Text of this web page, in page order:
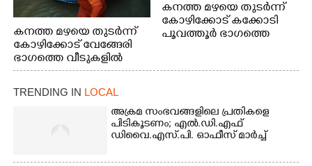
കനത്ത മഴയെ തുടർന്ന്
കോഴിക്കോട് വേങ്ങേരി
ഭാഗത്തെ വീടുകളിൽ
വെള്ളം
കയറിയപ്പോൾ ആളുകളെ
സുരക്ഷിത സ്ഥാനത്തേക്ക്
മാറ്റുന്ന സുരക്ഷാസേനാം
കനത്ത മഴയെ തുടർന്ന്
കോഴിക്കോട് കക്കോടി
പൂവത്തൂർ ഭാഗത്തെ
TRENDING IN LOCAL
അക്രമ സംഭവങ്ങളിലെ പ്രതികളെ
പിടികൂടണം; എൽ.ഡി.എഫ്
ഡിവൈ.എസ്.പി. ഓഫീസ് മാർച്ച്